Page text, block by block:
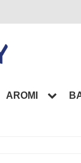
AROMI